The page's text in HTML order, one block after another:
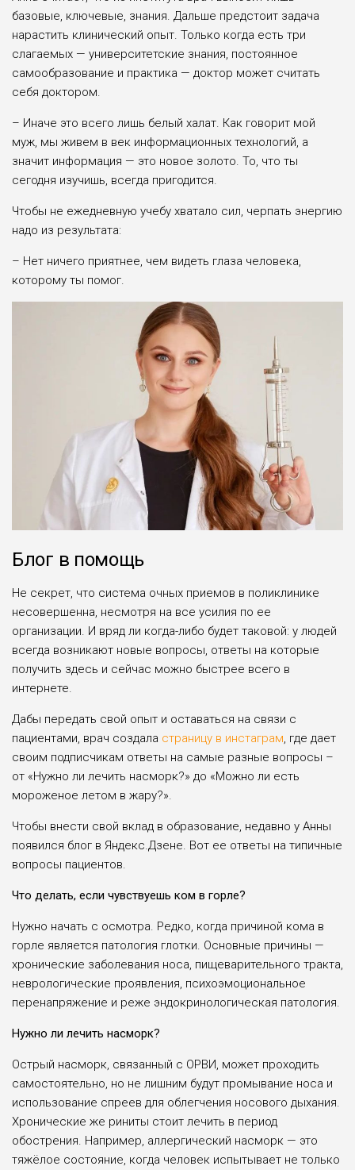
базовые, ключевые, знания. Дальше предстоит задача
нарастить клинический опыт. Только когда есть три
слагаемых — университетские знания, постоянное
самообразование и практика — доктор может считать
себя доктором.
– Иначе это всего лишь белый халат. Как говорит мой
муж, мы живем в век информационных технологий, а
значит информация — это новое золото. То, что ты
сегодня изучишь, всегда пригодится.
Чтобы не ежедневную учебу хватало сил, черпать энергию
надо из результата:
– Нет ничего приятнее, чем видеть глаза человека,
которому ты помог.
Блог в помощь
Не секрет, что система очных приемов в поликлинике
несовершенна, несмотря на все усилия по ее
организации. И вряд ли когда-либо будет таковой: у людей
всегда возникают новые вопросы, ответы на которые
получить здесь и сейчас можно быстрее всего в
интернете.
Дабы передать свой опыт и оставаться на связи с
пациентами, врач создала страницу в инстаграм, где дает
своим подписчикам ответы на самые разные вопросы –
от «Нужно ли лечить насморк?» до «Можно ли есть
мороженое летом в жару?».
Чтобы внести свой вклад в образование, недавно у Анны
появился блог в Яндекс.Дзене. Вот ее ответы на типичные
вопросы пациентов.
Что делать, если чувствуешь ком в горле?
Нужно начать с осмотра. Редко, когда причиной кома в
горле является патология глотки. Основные причины —
хронические заболевания носа, пищеварительного тракта,
неврологические проявления, психоэмоциональное
перенапряжение и реже эндокринологическая патология.
Нужно ли лечить насморк?
Острый насморк, связанный с ОРВИ, может проходить
самостоятельно, но не лишним будут промывание носа и
использование спреев для облегчения носового дыхания.
Хронические же риниты стоит лечить в период
обострения. Например, аллергический насморк — это
тяжёлое состояние, когда человек испытывает не только